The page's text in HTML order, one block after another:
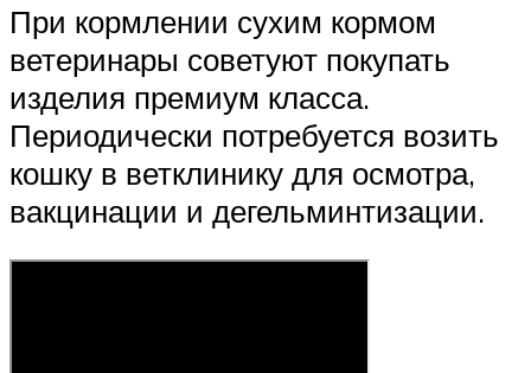
При кормлении сухим кормом
ветеринары советуют покупать
изделия премиум класса.
Периодически потребуется возить
кошку в ветклинику для осмотра,
вакцинации и дегельминтизации.